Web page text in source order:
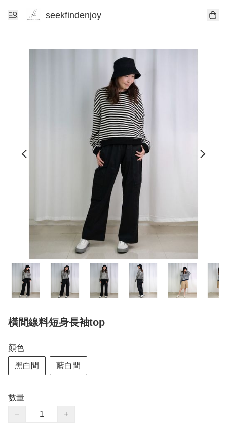
seekfindenjoy
橫間線料短身長袖top
顏色
黑白間 藍白間
數量
−
+